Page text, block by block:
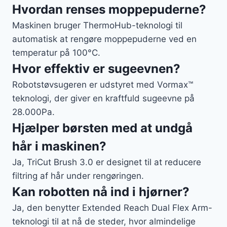
Hvordan renses moppepuderne?
Maskinen bruger ThermoHub-teknologi til
automatisk at rengøre moppepuderne ved en
temperatur på 100°C.
Hvor effektiv er sugeevnen?
Robotstøvsugeren er udstyret med Vormax™
teknologi, der giver en kraftfuld sugeevne på
28.000Pa.
Hjælper børsten med at undgå
hår i maskinen?
Ja, TriCut Brush 3.0 er designet til at reducere
filtring af hår under rengøringen.
Kan robotten nå ind i hjørner?
Ja, den benytter Extended Reach Dual Flex Arm-
teknologi til at nå de steder, hvor almindelige